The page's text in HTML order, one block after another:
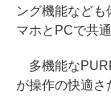
ング機能など
マホとPCで共通
多機能な
が操作の快適さ